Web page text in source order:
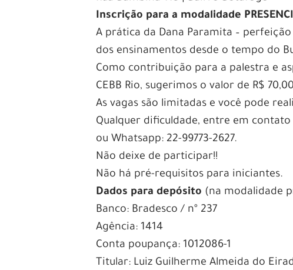
Inscrição para a modalidade
A prática da Dana Paramita –
dos ensinamentos desde o tempo do
Como contribuição para a palestra e
CEBB Rio, sugerimos o valor de R$
As vagas são limitadas e você pode
Qualquer dificuldade, entre em
ou Whatsapp: 22-99773-2627.
Não deixe de participar!!
Não há pré-requisitos para iniciantes.
Dados para depósito (na modalidade
Banco: Bradesco / nº 237
Agência: 1414
Conta poupança: 1012086-1
Titular: Luiz Guilherme Almeida do